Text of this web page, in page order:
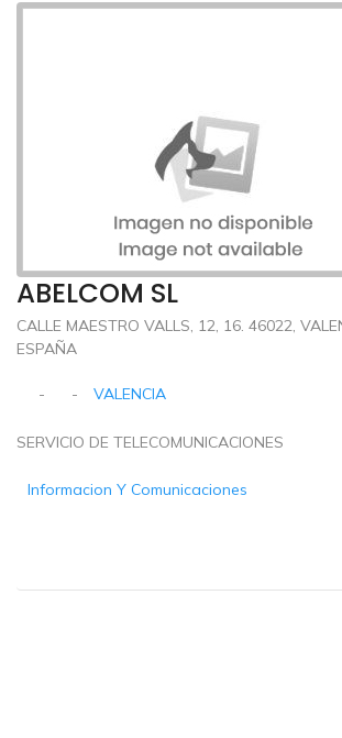
ABELCOM SL
CALLE MAESTRO VALLS, 12, 16. 46022,
ESPAÑA
- - VALENCIA
SERVICIO DE TELECOMUNICACIONES
Informacion Y Comunicaciones